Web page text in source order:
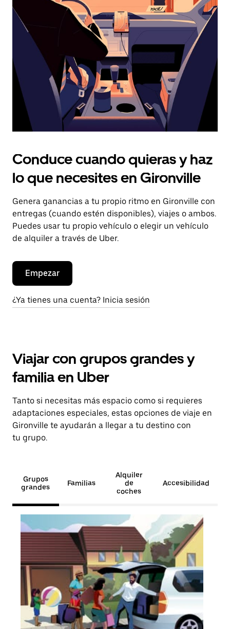
el
botón
escape
el
calendario.
Conduce cuando quieras y haz
lo que necesites en Gironville
Genera ganancias a tu propio ritmo en Gironville con
entregas (cuando estén disponibles), viajes o ambos.
Puedes usar tu propio vehículo o elegir un vehículo
de alquiler a través de Uber.
Empezar
¿Ya tienes una cuenta? Inicia sesión
Viajar con grupos grandes y
familia en Uber
Tanto si necesitas más espacio como si requieres
adaptaciones especiales, estas opciones de viaje en
Gironville te ayudarán a llegar a tu destino con
tu grupo.
Grupos
grandes
Familias
Alquiler
de
coches
Accesibilidad